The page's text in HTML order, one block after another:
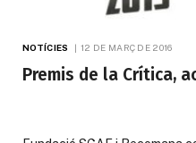
NOTÍCIES 12 DE MARÇ DE 2016
Premis de la Crítica,